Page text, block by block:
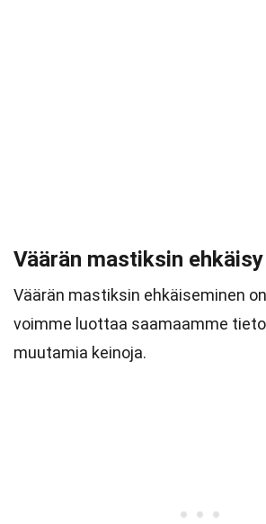
Väärän mastiksin ehkäisy
Väärän mastiksin ehkäiseminen
voimme luottaa saamaamme
muutamia keinoja.